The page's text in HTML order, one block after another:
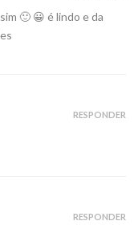
🙂 😀 é lindo e da
RESPONDER
RESPONDER